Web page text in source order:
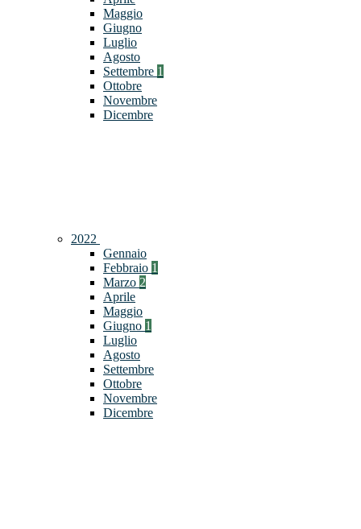
Maggio
Giugno
Luglio
Agosto
Settembre 1
Ottobre
Novembre
Dicembre
2022
Gennaio
Febbraio 1
Marzo 2
Aprile
Maggio
Giugno 1
Luglio
Agosto
Settembre
Ottobre
Novembre
Dicembre